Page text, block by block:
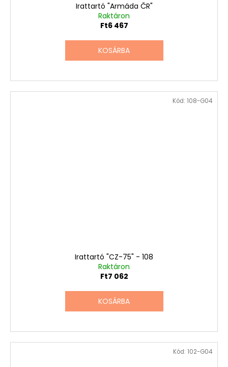
Irattartó "Armáda ČR"
Raktáron
Ft6 467
KOSÁRBA
Irattartó "CZ-75" - 108
Raktáron
Ft7 062
KOSÁRBA
Kód: 108-G04
Kód: 102-G04